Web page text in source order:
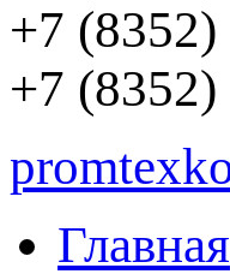
+7
+7 (8352)
Главная